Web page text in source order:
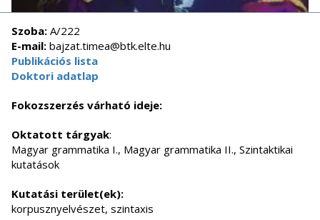
Szoba: A/222
E-mail: bajzat.timea@btk.elte.hu
Publikációs lista
Doktori adatlap
Fokozszerzés várható ideje:
Oktatott tárgyak:
Magyar grammatika I., Magyar grammatika II., Szintaktikai
kutatások
Kutatási terület(ek):
korpusznyelvészet, szintaxis